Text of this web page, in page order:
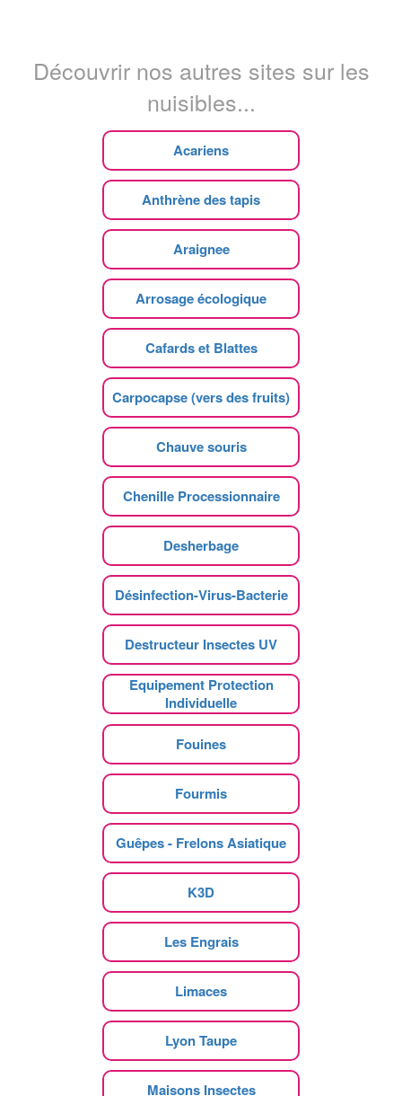
Découvrir nos autres sites sur les
nuisibles...
Acariens
Anthrène des tapis
Araignee
Arrosage écologique
Cafards et Blattes
Carpocapse (vers des fruits)
Chauve souris
Chenille Processionnaire
Desherbage
Désinfection-Virus-Bacterie
Destructeur Insectes UV
Equipement Protection
Individuelle
Fouines
Fourmis
Guêpes - Frelons Asiatique
K3D
Les Engrais
Limaces
Lyon Taupe
Maisons Insectes